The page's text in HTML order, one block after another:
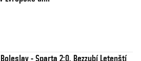
- Sparta 2:0. Bezzubí Letenští